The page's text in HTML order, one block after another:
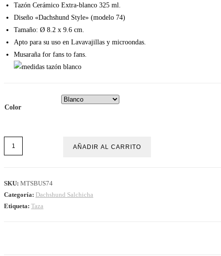
Tazón Cerámico Extra-blanco 325 ml.
Diseño «Dachshund Style» (modelo 74)
Tamaño: Ø 8.2 x 9.6 cm.
Apto para su uso en Lavavajillas y microondas.
Musaraña for fans to fans.
Color
AÑADIR AL CARRITO
SKU: MTSBUS74
Categoría: Dachshund Salchicha
Etiqueta: Taza